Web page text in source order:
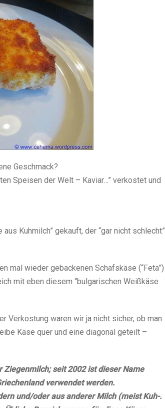
Geschmack?
Speisen der Welt – Kaviar…” verkostet und
Kuhmilch” gekauft, der “gar nicht schlecht”
mal wieder gebackenen Schafskäse (“Feta”)
mit eben diesem “bulgarischen Weißkäse
Verkostung waren wir ja nicht sicher, ob man
Käse quer und eine diagonal geteilt –
seit 2002 ist dieser Name
verwendet werden.
und/oder aus anderer Milch (meist Kuh-.